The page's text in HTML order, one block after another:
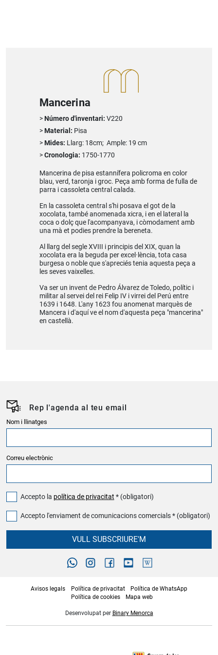
Mancerina
Número d'inventari: V220
Material: Pisa
Mides: Llarg: 18cm; Ample: 19 cm
Cronologia: 1750-1770
Mancerina de pisa estannífera policroma en color
blau, verd, taronja i groc. Peça amb forma de fulla de
parra i cassoleta central calada.
En la cassoleta central s'hi posava el got de la
xocolata, també anomenada xicra, i en el lateral la
coca o dolç que l'acompanyava, i còmodament amb
una mà et podies prendre la bereneta.
Al llarg del segle XVIII i principis del XIX, quan la
xocolata era la beguda per excel·lència, tota casa
burgesa o noble que s'apreciés tenia aquesta peça a
les seves vaixelles.
Va ser un invent de Pedro Álvarez de Toledo, polític i
militar al servei del rei Felip IV i virrei del Perú entre
1639 i 1648. L'any 1623 fou anomenat marquès de
Mancera i d'aquí ve el nom d'aquesta peça "mancerina"
en castellà.
Rep l'agenda al teu email
Nom i llinatges
Correu electrònic
Accepto la política de privacitat * (obligatori)
Accepto l'enviament de comunicacions comercials * (obligatori)
VULL SUBSCRIURE'M
Avisos legals Política de privacitat
Política de WhatsApp
Política de cookies
Mapa web
Desenvolupat per Binary Menorca